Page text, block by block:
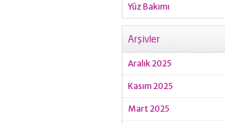
Yüz Bakımı
Arşivler
Aralık 2025
Kasım 2025
Mart 2025